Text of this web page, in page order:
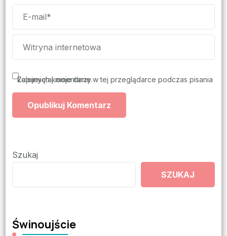
Zapamiętaj moje dane w tej przeglądarce podczas pisania kolejnych komentarzy.
Szukaj
SZUKAJ
Świnoujście